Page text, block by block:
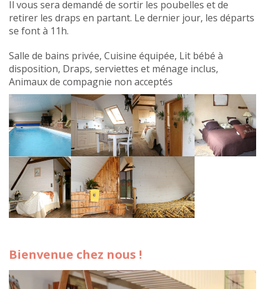
Il vous sera demandé de sortir les poubelles et de
retirer les draps en partant. Le dernier jour, les départs
se font à 11h.
Salle de bains privée, Cuisine équipée, Lit bébé à
disposition, Draps, serviettes et ménage inclus,
Animaux de compagnie non acceptés
Bienvenue chez nous !